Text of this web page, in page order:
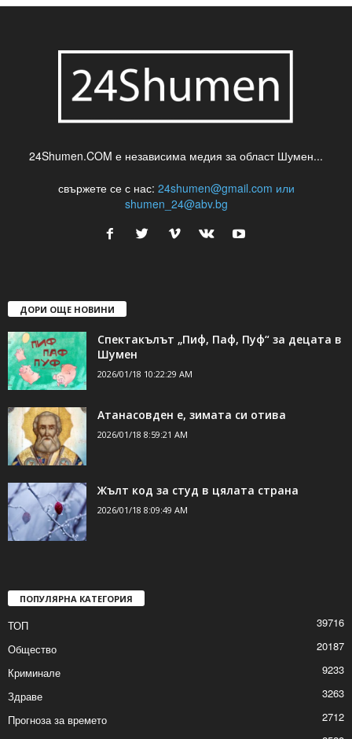
24Shumen.COM е независима медия за област Шумен...
свържете се с нас: 24shumen@gmail.com или
shumen_24@abv.bg
ДОРИ ОЩЕ НОВИНИ
Спектакълът „Пиф, Паф, Пуф“ за децата в
Шумен
2026/01/18 10:22:29 AM
Атанасовден е, зимата си отива
2026/01/18 8:59:21 AM
Жълт код за студ в цялата страна
2026/01/18 8:09:49 AM
ПОПУЛЯРНА КАТЕГОРИЯ
ТОП
39716
Общество
20187
Криминале
9233
Здраве
3263
Прогноза за времето
2712